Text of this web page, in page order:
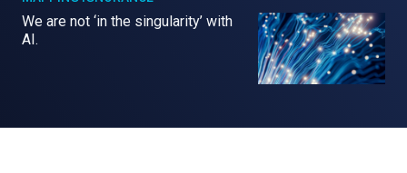
We are not ‘in the singularity’ with
AI.